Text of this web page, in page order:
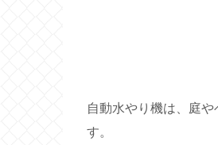
自動水やり機は、庭
す。